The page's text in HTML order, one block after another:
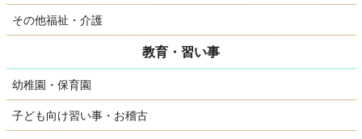
その他福祉・介護
教育・習い事
幼稚園・保育園
子ども向け習い事・お稽古